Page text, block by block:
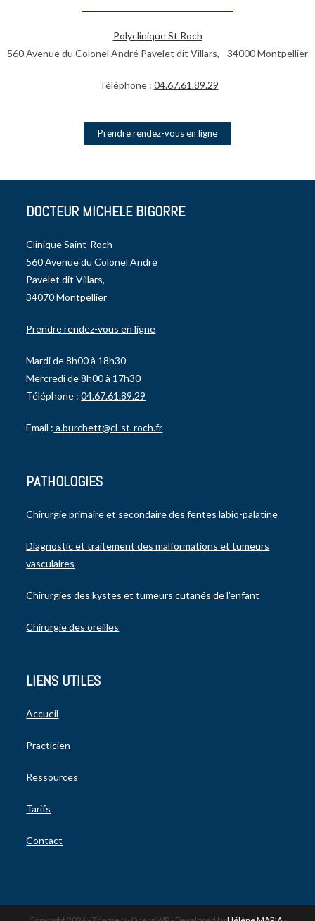
Polyclinique St Roch
560 Avenue du Colonel André Pavelet dit Villars, 34000 Montpellier
Téléphone : 04.67.61.89.29
Prendre rendez-vous en ligne
DOCTEUR MICHELE BIGORRE
Clinique Saint-Roch
560 Avenue du Colonel André
Pavelet dit Villars,
34070 Montpellier
Prendre rendez-vous en ligne
Mardi de 8h00 à 18h30
Mercredi de 8h00 à 17h30
Téléphone :04.67.61.89.29
Email : a.burchett@cl-st-roch.fr
PATHOLOGIES
Chirurgie primaire et secondaire des fentes labio-palatine
Diagnostic et traitement des malformations et tumeurs
vasculaires
Chirurgies des kystes et tumeurs cutanés de l'enfant
Chirurgie des oreilles
LIENS UTILES
Accueil
Practicien
Ressources
Tarifs
Contact